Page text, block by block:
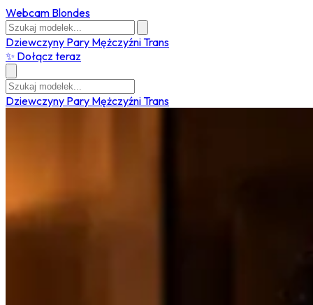
Webcam Blondes
Dziewczyny Pary MężczyźniTrans
✨ Dołącz teraz
Dziewczyny Pary MężczyźniTrans